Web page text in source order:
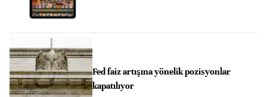
Fed faiz artışına yönelik pozisyonlar
kapatılıyor